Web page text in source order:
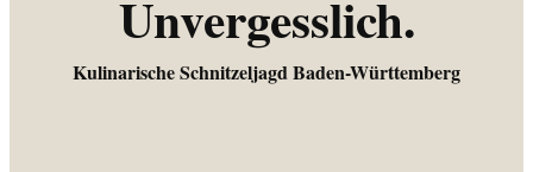
Unvergesslich.
Kulinarische Schnitzeljagd Baden-Württemberg